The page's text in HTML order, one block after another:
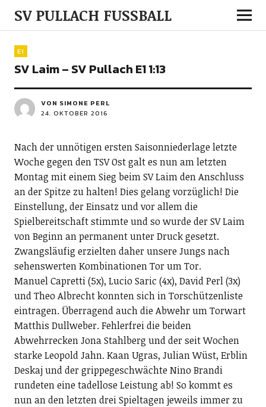
SV PULLACH FUSSBALL
E1
SV Laim – SV Pullach E1 1:13
VON SIMONE PERL
24. OKTOBER 2016
Nach der unnötigen ersten Saisonniederlage letzte
Woche gegen den TSV Ost galt es nun am letzten
Montag mit einem Sieg beim SV Laim den Anschluss
an der Spitze zu halten! Dies gelang vorzüglich! Die
Einstellung, der Einsatz und vor allem die
Spielbereitschaft stimmte und so wurde der SV Laim
von Beginn an permanent unter Druck gesetzt.
Zwangsläufig erzielten daher unsere Jungs nach
sehenswerten Kombinationen Tor um Tor.
Manuel Capretti (5x), Lucio Saric (4x), David Perl (3x)
und Theo Albrecht konnten sich in Torschützenliste
eintragen. Überragend auch die Abwehr um Torwart
Matthis Dullweber. Fehlerfrei die beiden
Abwehrrecken Jona Stahlberg und der seit Wochen
starke Leopold Jahn. Kaan Ugras, Julian Wüst, Erblin
Deskaj und der grippegeschwächte Nino Brandi
rundeten eine tadellose Leistung ab! So kommt es
nun an den letzten drei Spieltagen jeweils immer zu